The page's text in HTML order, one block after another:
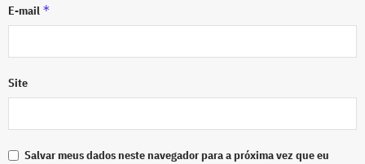
E-mail *
Site
Salvar meus dados neste navegador para a próxima vez que eu